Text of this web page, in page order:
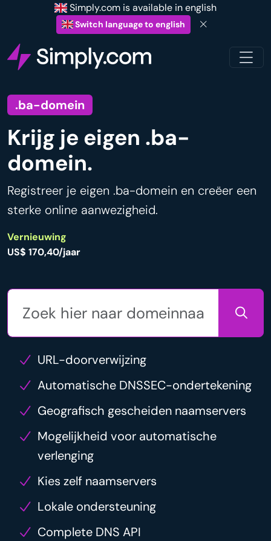
Simply.com is available in english
Switch language to english
.ba-domein
Krijg je eigen .ba-
domein.
Registreer je eigen .ba-domein en creëer een
sterke online aanwezigheid.
Vernieuwing
US$ 170,40/jaar
URL-doorverwijzing
Automatische DNSSEC-ondertekening
Geografisch gescheiden naamservers
Mogelijkheid voor automatische
verlenging
Kies zelf naamservers
Lokale ondersteuning
Complete DNS API